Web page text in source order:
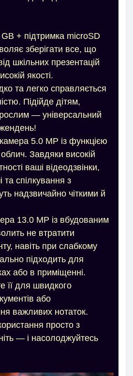
+ підтримка microSD
зберігати все, що
шкільних презентацій
якості.
та легко справляється
Підійде дітям,
— універсальний
5.0 МP із функцією
Завдяки високій
ваші відеодзвінки,
та спілкування з
надзвичайно чіткими й
13.0 МP із вбудованим
не втратити
навіть при слабкому
підходить для
або в приміщенні.
її для швидкого
або
важливих нотаток.
просто з
— і насолоджуйтесь